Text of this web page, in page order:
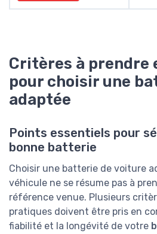
Critères à prendre
pour choisir une
adaptée
Points essentiels pour
bonne batterie
Choisir une batterie de voiture
véhicule ne se résume pas à
référence venue. Plusieurs
pratiques doivent être pris en
fiabilité et la longévité de votre